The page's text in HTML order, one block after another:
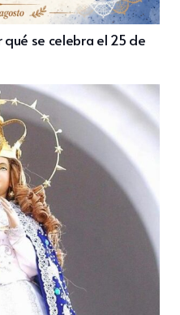
se celebra el 25 de